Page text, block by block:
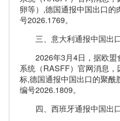
卵等）,德国通报中国出口的
号2026.1769。
三、意大利通报中国出
2026年3月4日，据欧
系统（RASFF）官网消息
标,德国通报中国出口的聚酰
编号2026.1809。
四、西班牙通报中国出